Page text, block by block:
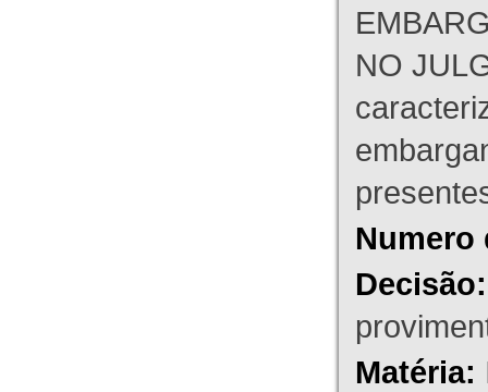
NO
Numero
Decisão:
Matéria: